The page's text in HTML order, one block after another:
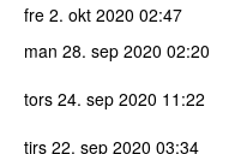
fre 2. okt 2020 02:47
man 28. sep 2020 02:20
tors 24. sep 2020 11:22
tirs 22. sep 2020 03:34